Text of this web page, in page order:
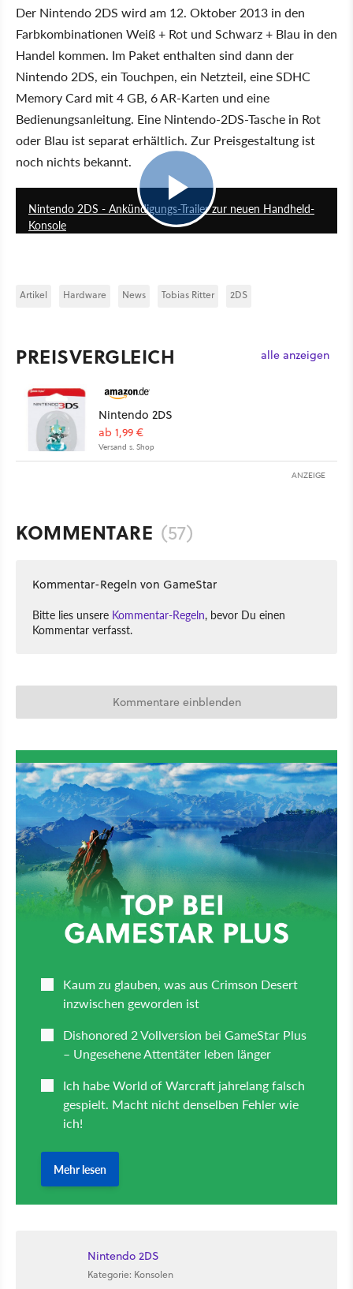
Der Nintendo 2DS wird am 12. Oktober 2013 in den
Farbkombinationen Weiß + Rot und Schwarz + Blau in den
Handel kommen. Im Paket enthalten sind dann der
Nintendo 2DS, ein Touchpen, ein Netzteil, eine SDHC
Memory Card mit 4 GB, 6 AR-Karten und eine
Bedienungsanleitung. Eine Nintendo-2DS-Tasche in Rot
oder Blau ist separat erhältlich. Zur Preisgestaltung ist
noch nichts bekannt.
Nintendo 2DS - Ankündigungs-Trailer zur neuen Handheld-
Konsole
Artikel Hardware News Tobias Ritter 2DS
PREISVERGLEICH alle anzeigen
Nintendo 2DS
ab 1,99 €
Versand s. Shop
ANZEIGE
KOMMENTARE (57)
Kommentar-Regeln von GameStar
Bitte lies unsere Kommentar-Regeln, bevor Du einen
Kommentar verfasst.
Kommentare einblenden
Nintendo 2DS
Kategorie: Konsolen